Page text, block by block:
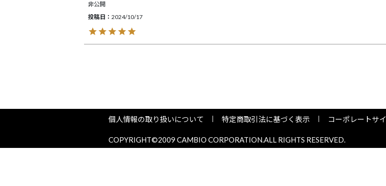
非公開
投稿日
2024/10/17
個人情報の取り扱いについて 特定商取引法に基づく表示 コーポレートサ
COPYRIGHT©2009 CAMBIO CORPORATION.ALL RIGHTS RESERVED.